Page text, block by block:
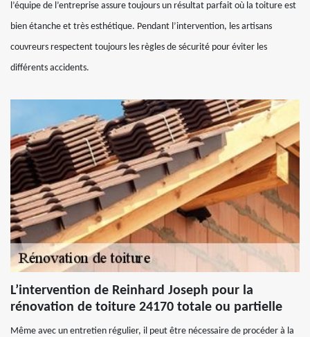
l’équipe de l’entreprise assure toujours un résultat parfait où la toiture est
bien étanche et très esthétique. Pendant l’intervention, les artisans
couvreurs respectent toujours les règles de sécurité pour éviter les
différents accidents.
L’intervention de Reinhard Joseph pour la
rénovation de toiture 24170 totale ou partielle
Même avec un entretien régulier, il peut être nécessaire de procéder à la